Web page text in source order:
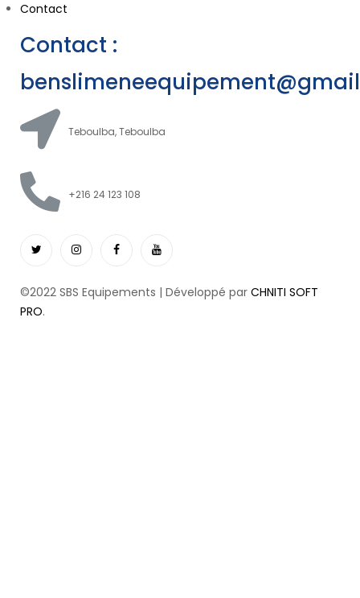
Contact
Contact :
Teboulba, Teboulba
+216 24 123 108
©2022 SBS Equipements | Développé par CHNITI SOFT
PRO.